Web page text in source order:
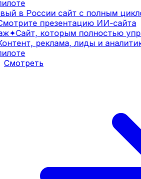
в России сайт с полным
презентацию ИИ-сайта
✦Сайт, которым полностью
реклама, лиды и
Смотреть